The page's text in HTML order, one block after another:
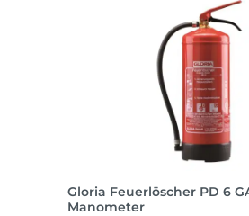
Gloria Feuerlöscher PD 6
Manometer